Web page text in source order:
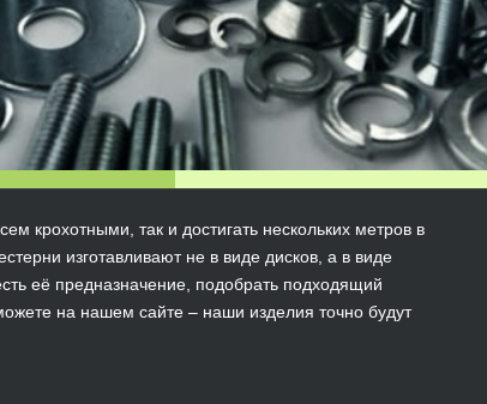
крохотными, так и достигать нескольких метров в
изготавливают не в виде дисков, а в виде
её предназначение, подобрать подходящий
на нашем сайте – наши изделия точно будут